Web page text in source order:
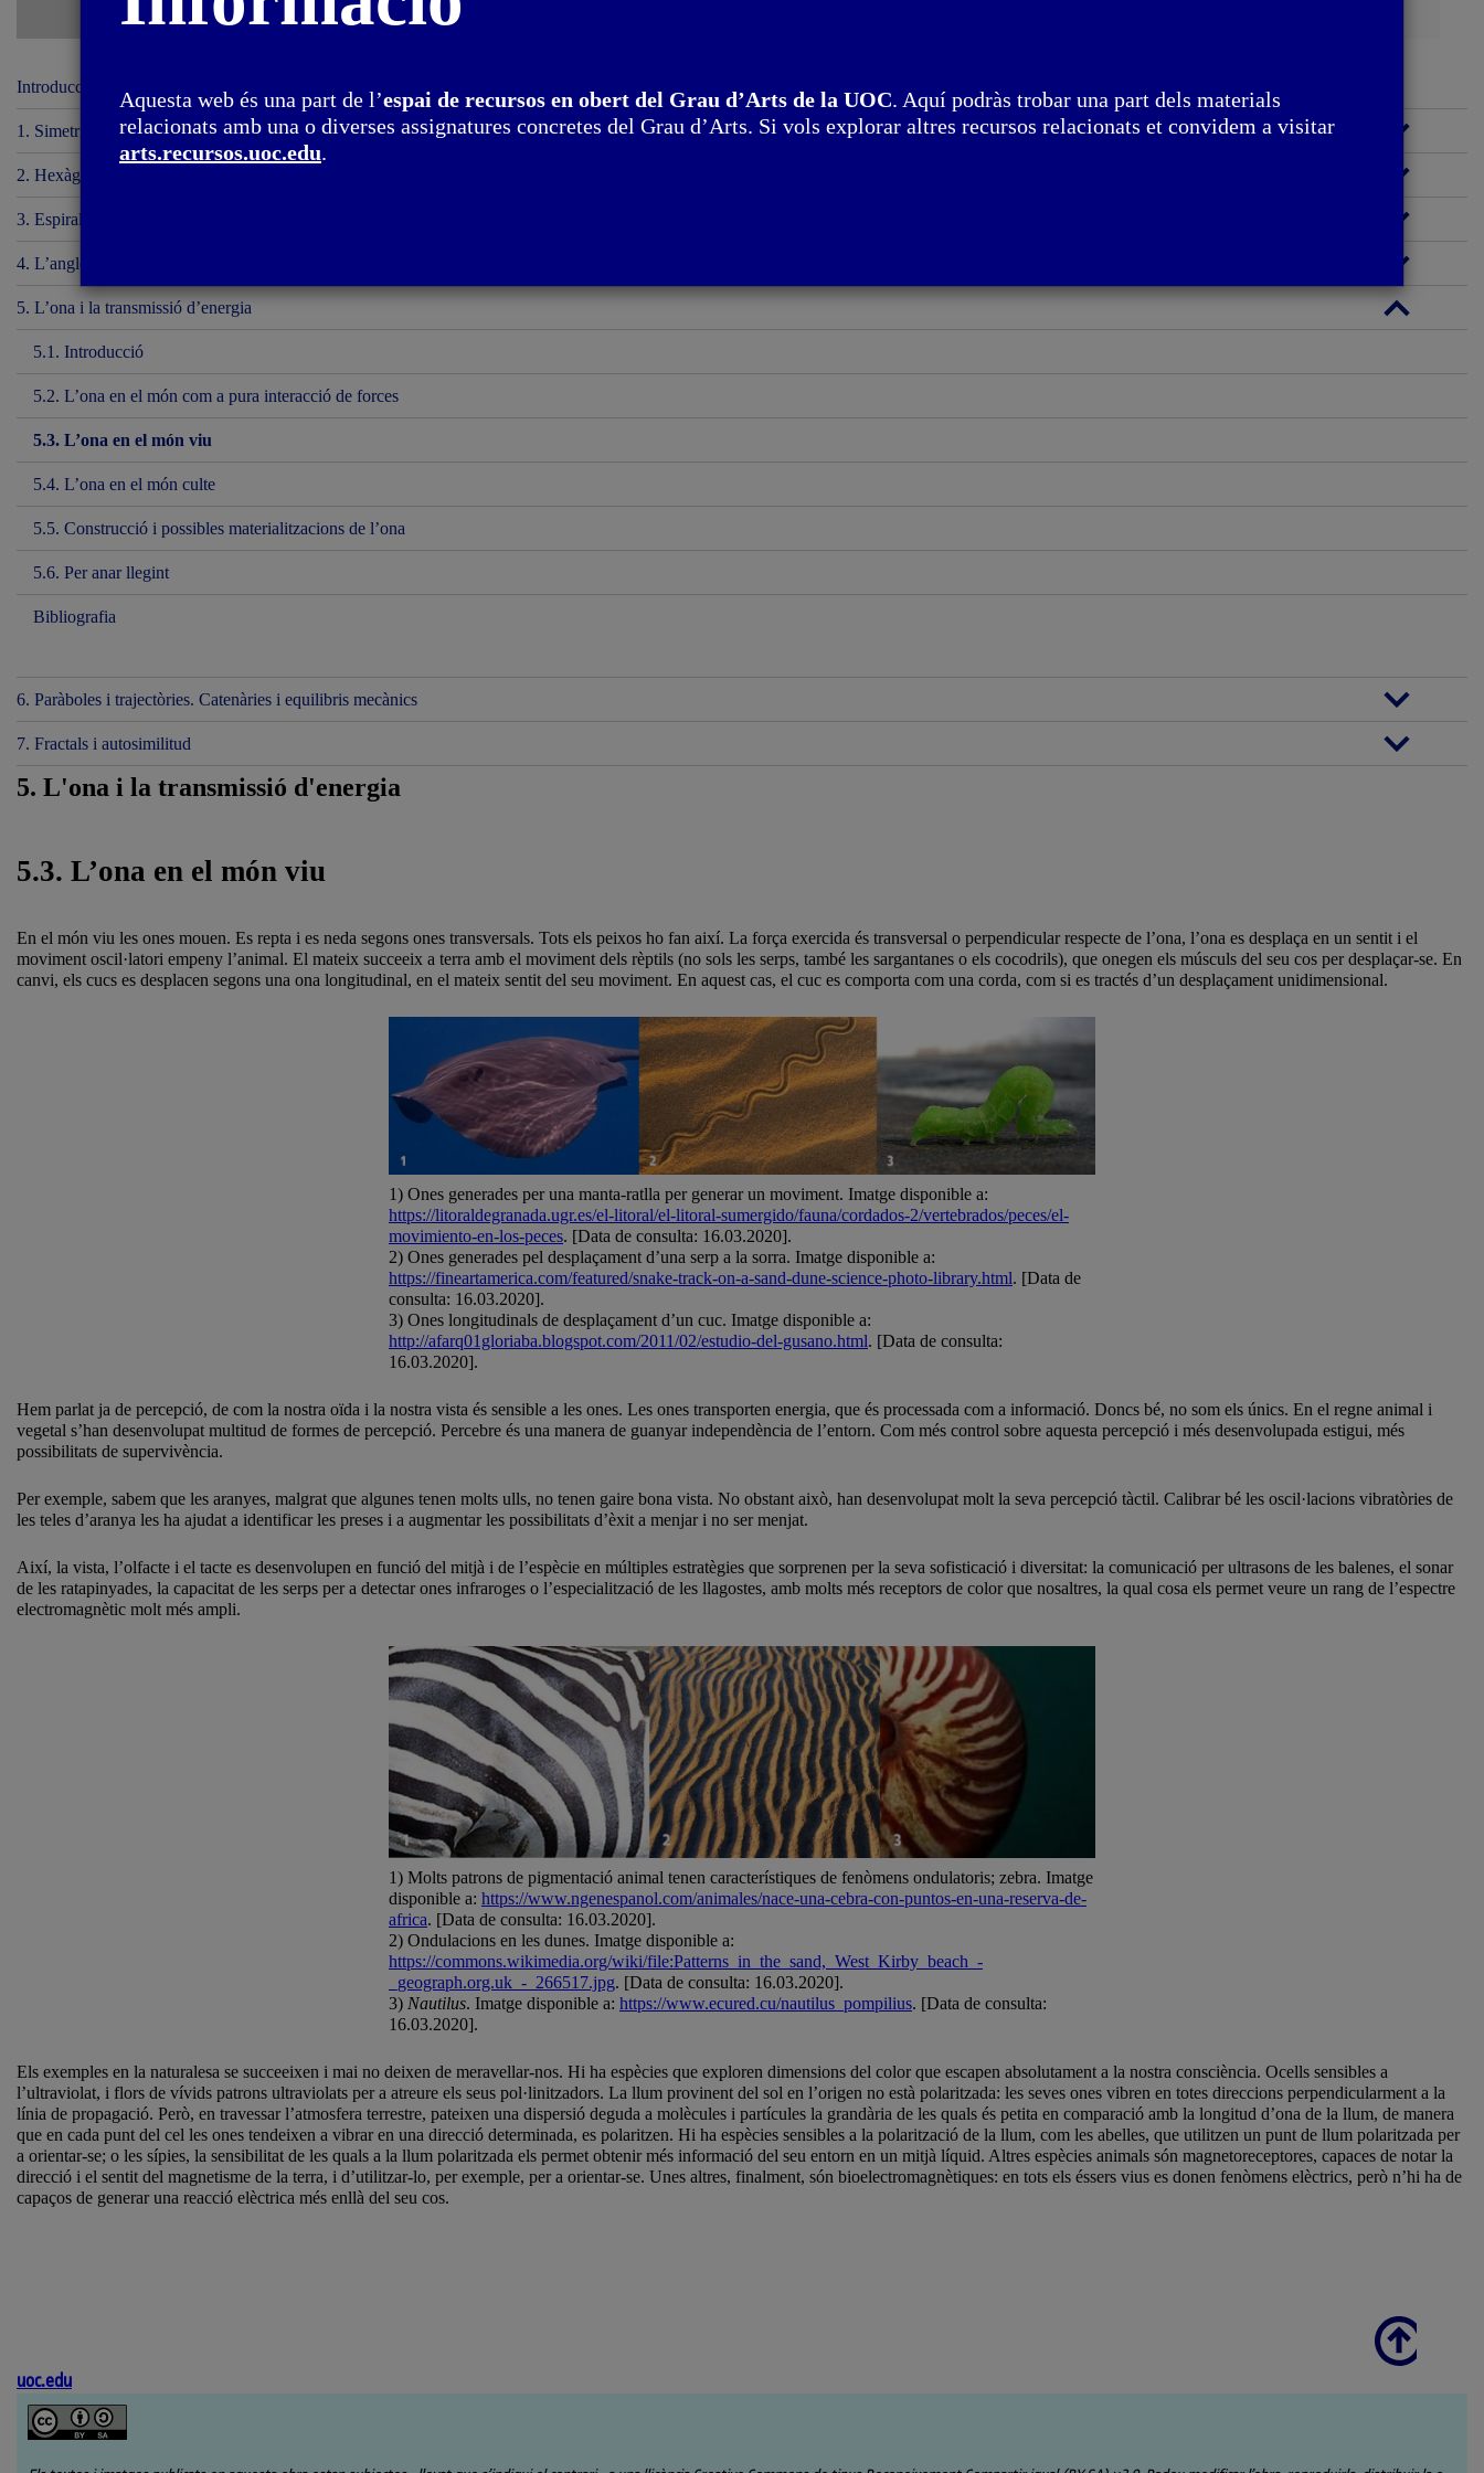
Introducció
1. Simetria circular i esfèrica
2. Hexàgon i tessel·lacions del pla
3. Espirals i hèlix
4. L’angle i la concentració de forces
5. L’ona i la transmissió d’energia
5.1. Introducció
5.2. L’ona en el món com a pura interacció de forces
5.3. L’ona en el món viu
5.4. L’ona en el món culte
5.5. Construcció i possibles materialitzacions de l’ona
5.6. Per anar llegint
Bibliografia
6. Paràboles i trajectòries. Catenàries i equilibris mecànics
7. Fractals i autosimilitud
5. L'ona i la transmissió d'energia
5.3. L’ona en el món viu
En el món viu les ones mouen. Es repta i es neda segons ones transversals. Tots els peixos ho fan així. La força exercida és transversal o perpendicular respecte de l’ona, l’ona es desplaça en un sentit i el
moviment oscil·latori empeny l’animal. El mateix succeeix a terra amb el moviment dels rèptils (no sols les serps, també les sargantanes o els cocodrils), que onegen els músculs del seu cos per desplaçar-se. En
canvi, els cucs es desplacen segons una ona longitudinal, en el mateix sentit del seu moviment. En aquest cas, el cuc es comporta com una corda, com si es tractés d’un desplaçament unidimensional.
1) Ones generades per una manta-ratlla per generar un moviment. Imatge disponible a:
https://litoraldegranada.ugr.es/el-litoral/el-litoral-sumergido/fauna/cordados-2/vertebrados/peces/el-
movimiento-en-los-peces. [Data de consulta: 16.03.2020].
2) Ones generades pel desplaçament d’una serp a la sorra. Imatge disponible a:
https://fineartamerica.com/featured/snake-track-on-a-sand-dune-science-photo-library.html. [Data de
consulta: 16.03.2020].
3) Ones longitudinals de desplaçament d’un cuc. Imatge disponible a:
http://afarq01gloriaba.blogspot.com/2011/02/estudio-del-gusano.html. [Data de consulta:
16.03.2020].
Hem parlat ja de percepció, de com la nostra oïda i la nostra vista és sensible a les ones. Les ones transporten energia, que és processada com a informació. Doncs bé, no som els únics. En el regne animal i
vegetal s’han desenvolupat multitud de formes de percepció. Percebre és una manera de guanyar independència de l’entorn. Com més control sobre aquesta percepció i més desenvolupada estigui, més
possibilitats de supervivència.
Per exemple, sabem que les aranyes, malgrat que algunes tenen molts ulls, no tenen gaire bona vista. No obstant això, han desenvolupat molt la seva percepció tàctil. Calibrar bé les oscil·lacions vibratòries de
les teles d’aranya les ha ajudat a identificar les preses i a augmentar les possibilitats d’èxit a menjar i no ser menjat.
Així, la vista, l’olfacte i el tacte es desenvolupen en funció del mitjà i de l’espècie en múltiples estratègies que sorprenen per la seva sofisticació i diversitat: la comunicació per ultrasons de les balenes, el sonar
de les ratapinyades, la capacitat de les serps per a detectar ones infraroges o l’especialització de les llagostes, amb molts més receptors de color que nosaltres, la qual cosa els permet veure un rang de l’espectre
electromagnètic molt més ampli.
1) Molts patrons de pigmentació animal tenen característiques de fenòmens ondulatoris; zebra. Imatge
disponible a: https://www.ngenespanol.com/animales/nace-una-cebra-con-puntos-en-una-reserva-de-
africa. [Data de consulta: 16.03.2020].
2) Ondulacions en les dunes. Imatge disponible a:
https://commons.wikimedia.org/wiki/file:Patterns_in_the_sand,_West_Kirby_beach_-
_geograph.org.uk_-_266517.jpg. [Data de consulta: 16.03.2020].
3) Nautilus. Imatge disponible a: https://www.ecured.cu/nautilus_pompilius. [Data de consulta:
16.03.2020].
Els exemples en la naturalesa se succeeixen i mai no deixen de meravellar-nos. Hi ha espècies que exploren dimensions del color que escapen absolutament a la nostra consciència. Ocells sensibles a
l’ultraviolat, i flors de vívids patrons ultraviolats per a atreure els seus pol·linitzadors. La llum provinent del sol en l’origen no està polaritzada: les seves ones vibren en totes direccions perpendicularment a la
línia de propagació. Però, en travessar l’atmosfera terrestre, pateixen una dispersió deguda a molècules i partícules la grandària de les quals és petita en comparació amb la longitud d’ona de la llum, de manera
que en cada punt del cel les ones tendeixen a vibrar en una direcció determinada, es polaritzen. Hi ha espècies sensibles a la polarització de la llum, com les abelles, que utilitzen un punt de llum polaritzada per
a orientar-se; o les sípies, la sensibilitat de les quals a la llum polaritzada els permet obtenir més informació del seu entorn en un mitjà líquid. Altres espècies animals són magnetoreceptores, capaces de notar la
direcció i el sentit del magnetisme de la terra, i d’utilitzar-lo, per exemple, per a orientar-se. Unes altres, finalment, són bioelectromagnètiques: en tots els éssers vius es donen fenòmens elèctrics, però n’hi ha de
capaços de generar una reacció elèctrica més enllà del seu cos.
Scroll
uoc.edu
Aquesta web és una part de l’espai de recursos en obert del Grau d’Arts de la UOC. Aquí podràs trobar una part dels materials
relacionats amb una o diverses assignatures concretes del Grau d’Arts. Si vols explorar altres recursos relacionats et convidem a visitar
arts.recursos.uoc.edu.